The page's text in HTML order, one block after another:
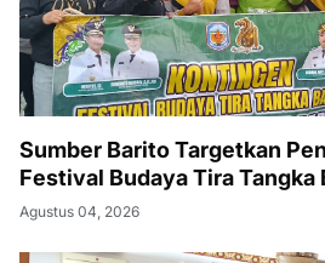
Sumber Barito Targetkan
Festival Budaya Tira Tangka
Agustus 04, 2026